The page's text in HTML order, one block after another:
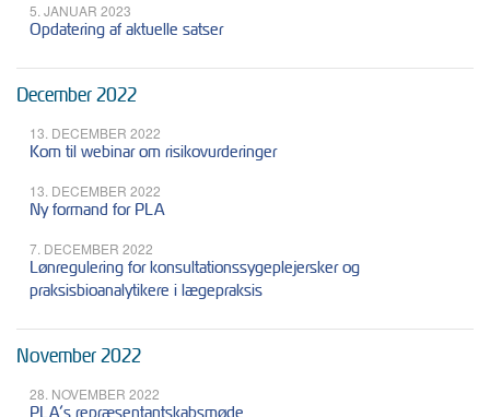
5. JANUAR 2023
Opdatering af aktuelle satser
December 2022
13. DECEMBER 2022
Kom til webinar om risikovurderinger
13. DECEMBER 2022
Ny formand for PLA
7. DECEMBER 2022
Lønregulering for konsultationssygeplejersker og
praksisbioanalytikere i lægepraksis
November 2022
28. NOVEMBER 2022